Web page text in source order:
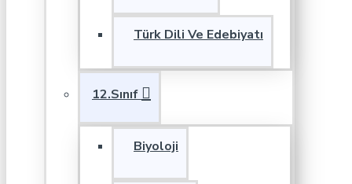
Türk Dili Ve Edebiyatı
12.Sınıf
Biyoloji